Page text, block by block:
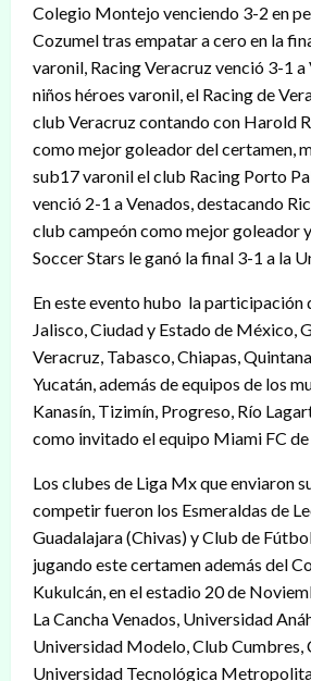
Colegio Montejo venciendo 3-2 en
Cozumel tras empatar a cero en la
varonil, Racing Veracruz venció 3-1 a
niños héroes varonil, el Racing de
club Veracruz contando con Harold
como mejor goleador del certamen,
sub17 varonil el club Racing Porto
venció 2-1 a Venados, destacando
club campeón como mejor goleador
Soccer Stars le ganó la final 3-1 a la
En este evento hubo la participación
Jalisco, Ciudad y Estado de México,
Veracruz, Tabasco, Chiapas,
Yucatán, además de equipos de los
Kanasín, Tizimín, Progreso, Río
como invitado el equipo Miami FC
Los clubes de Liga Mx que enviaron
competir fueron los Esmeraldas de
Guadalajara (Chivas) y Club de
jugando este certamen además del
Kukulcán, en el estadio 20 de
La Cancha Venados, Universidad
Universidad Modelo, Club Cumbres,
Universidad Tecnológica